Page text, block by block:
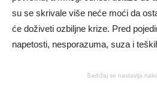
su se skrivale više neće moći da
će doživeti ozbiljne krize. Pred
napetosti, nesporazuma, suza i
Sadržaj se nastavlja